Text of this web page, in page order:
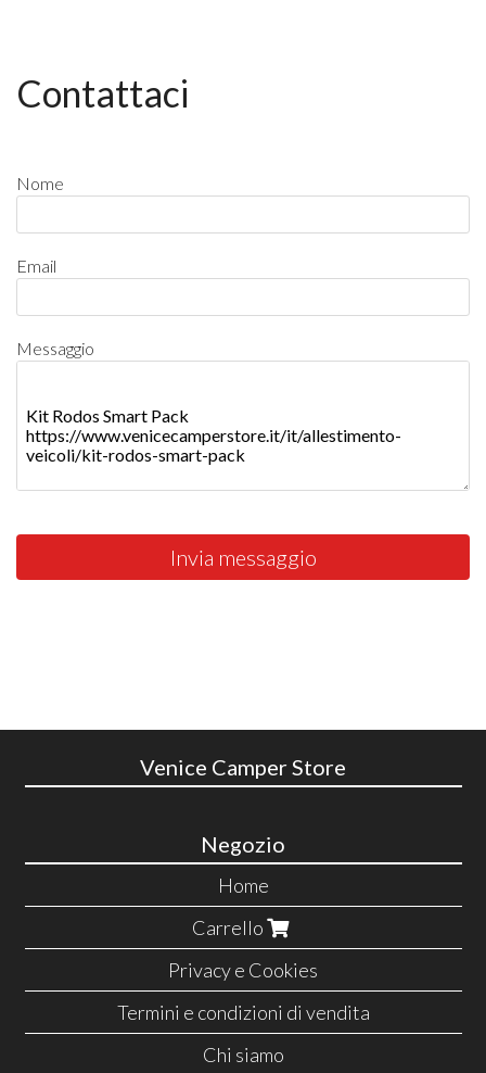
Contattaci
Nome
Email
Messaggio
Invia messaggio
Venice Camper Store
Negozio
Home
Carrello
Privacy e Cookies
Termini e condizioni di vendita
Chi siamo